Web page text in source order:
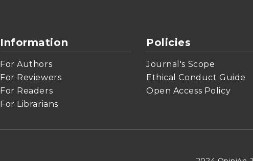
Information
For Authors
For Reviewers
For Readers
For Librarians
Policies
Journal's Scope
Ethical Conduct Guide
Open Access Policy